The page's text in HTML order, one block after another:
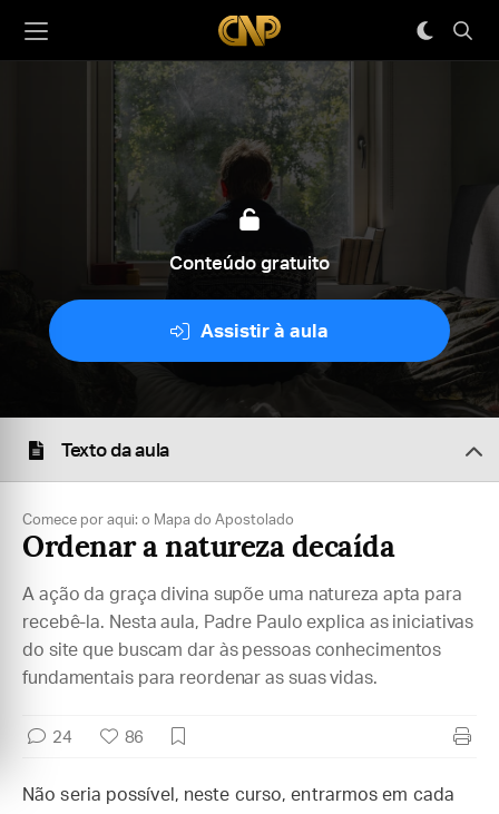
Conteúdo gratuito
Assistir à aula
Texto da aula
Comece por aqui: o Mapa do Apostolado
Ordenar a natureza decaída
A ação da graça divina supõe uma natureza apta para
recebê-la. Nesta aula, Padre Paulo explica as iniciativas
do site que buscam dar às pessoas conhecimentos
fundamentais para reordenar as suas vidas.
24 86
Não seria possível, neste curso, entrarmos em cada